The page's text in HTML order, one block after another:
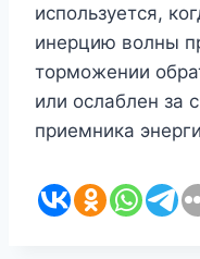
используется,
инерцию волны
торможении
или ослаблен за
приемника